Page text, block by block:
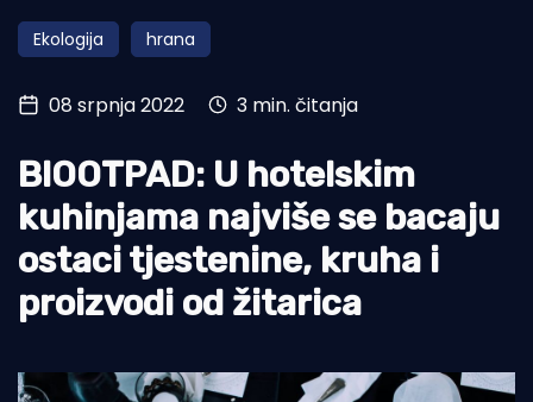
Obala
Otoci
Turizam i nautika
Pomorstvo
Ribolov
Ekologija
Tradicija i kultura
Ekologija hrana
08 srpnja 2022 3 min. čitanja
BIOOTPAD: U hotelskim
kuhinjama najviše se bacaju
ostaci tjestenine, kruha i
proizvodi od žitarica